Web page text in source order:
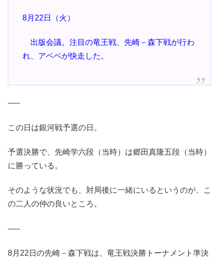
8月22日（火）
出版会議。注目の竜王戦、先崎－森下戦が行わ
れ、アベベが快走した。
—–
この日は銀河戦予選の日。
予選決勝で、先崎学六段（当時）は郷田真隆五段（当時）
に勝っている。
そのような状況でも、対局後に一緒にいるというのが、こ
の二人の仲の良いところ。
—–
8月22日の先崎－森下戦は、竜王戦決勝トーナメント準決